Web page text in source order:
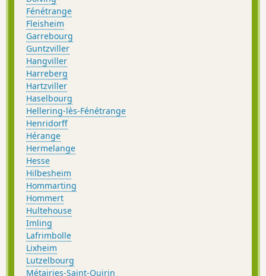
Fénétrange
Fleisheim
Garrebourg
Guntzviller
Hangviller
Harreberg
Hartzviller
Haselbourg
Hellering-lès-Fénétrange
Henridorff
Hérange
Hermelange
Hesse
Hilbesheim
Hommarting
Hommert
Hultehouse
Imling
Lafrimbolle
Lixheim
Lutzelbourg
Métairies-Saint-Quirin